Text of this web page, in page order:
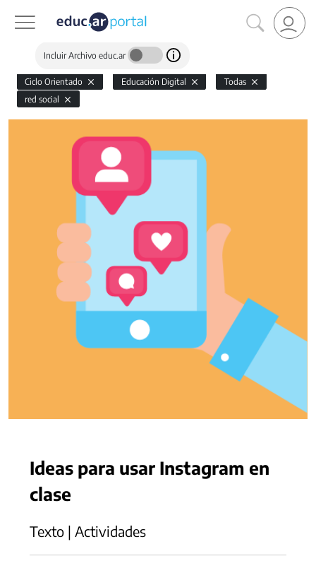
Incluir Archivo educ.ar
Ciclo Orientado Educación Digital
Todas
red social
Ideas para usar Instagram en
clase
Texto | Actividades